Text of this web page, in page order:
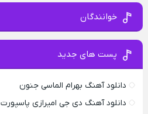
خوانندگان
پست های جدید
دانلود آهنگ بهرام الماسی جنون
دانلود آهنگ دی جی امیرازی پاسپورت 158